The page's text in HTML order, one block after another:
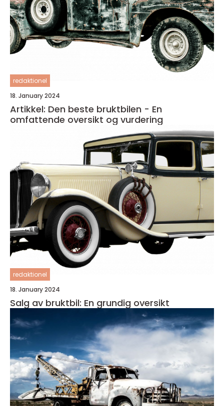
redaktionel
18. January 2024
Artikkel: Den beste bruktbilen - En
omfattende oversikt og vurdering
redaktionel
18. January 2024
Salg av bruktbil: En grundig oversikt